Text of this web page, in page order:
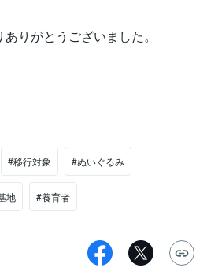
りがとうございました。
#移行対象 #ぬいぐるみ
地 #養育者